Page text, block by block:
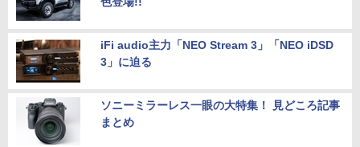
iFi audio主力「NEO Stream 3」「NEO iDSD
3」に迫る
ソニーミラーレス一眼の大特集！ 見どころ記事
まとめ